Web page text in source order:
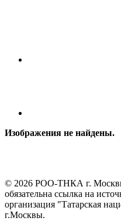
Изображения не найдены.
© 2026 РОО-ТНКА г.
обязательна ссылка на
организация "Татарская
г.Москвы.